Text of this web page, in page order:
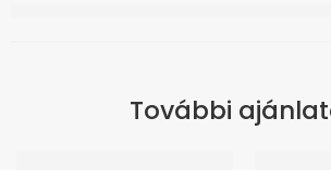
További